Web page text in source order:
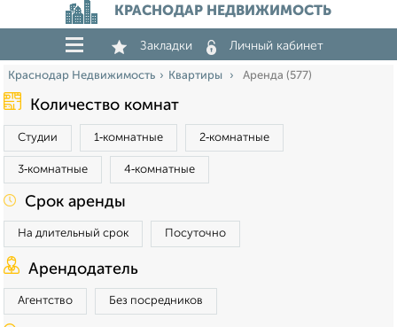
КРАСНОДАР НЕДВИЖИМОСТЬ
Закладки Личный кабинет
Краснодар Недвижимость Квартиры Аренда (577)
Количество комнат
Студии 1‑комнатные 2‑комнатные
3‑комнатные 4‑комнатные
Срок аренды
На длительный срок Посуточно
Арендодатель
Агентство Без посредников